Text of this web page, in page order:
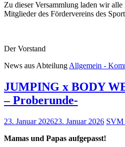
Zu dieser Versammlung laden wir
Mitglieder des Fördervereins des
Der Vorstand
News aus Abteilung Allgemein -
JUMPING x BODY
– Proberunde-
23. Januar 202623. Januar 2026 SVM
Mamas und Papas aufgepasst!